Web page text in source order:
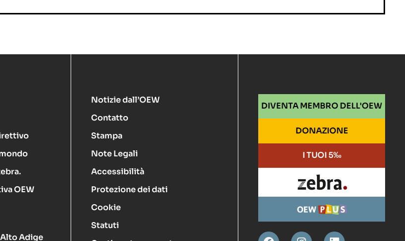
OEW
Adige
Notizie dall’OEW
Contatto
Stampa
Note Legali
Accessibilità
Protezione dei dati
Cookie
Statuti
DIVENTA MEMBRO DELL'OEW
DONAZIONE
I TUOI 5‰